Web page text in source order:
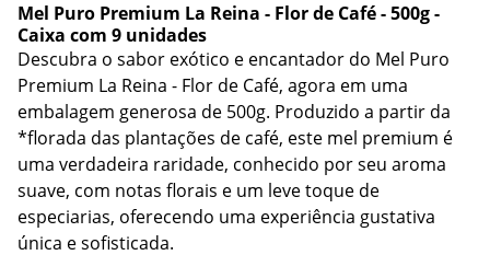
Mel Puro Premium La Reina - Flor de Café - 500g -
Caixa com 9 unidades
Descubra o sabor exótico e encantador do Mel Puro
Premium La Reina - Flor de Café, agora em uma
embalagem generosa de 500g. Produzido a partir da
*florada das plantações de café, este mel premium é
uma verdadeira raridade, conhecido por seu aroma
suave, com notas florais e um leve toque de
especiarias, oferecendo uma experiência gustativa
única e sofisticada.